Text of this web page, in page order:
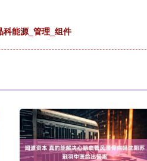
科能源_管理_组件